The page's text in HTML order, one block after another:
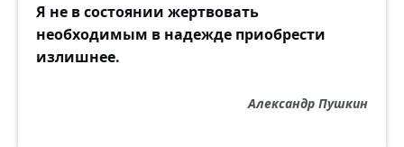
Я не в состоянии жертвовать
необходимым в надежде приобрести
излишнее.
Александр Пушкин